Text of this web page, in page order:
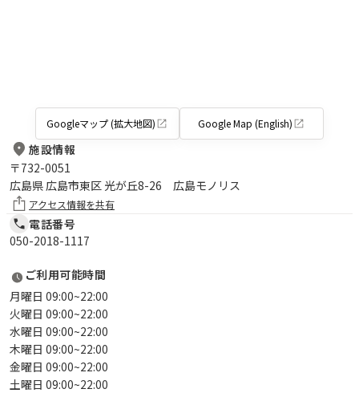
Googleマップ (拡大地図) Google Map (English)
施設情報
〒732-0051
広島県 広島市東区 光が丘8-26 広島モノリス
アクセス情報を共有
電話番号
050-2018-1117
ご利用可能時間
月曜日 09:00~22:00
火曜日 09:00~22:00
水曜日 09:00~22:00
木曜日 09:00~22:00
金曜日 09:00~22:00
土曜日 09:00~22:00